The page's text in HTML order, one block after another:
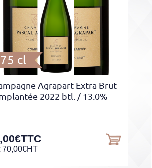
75 cl
Agrapart Extra Brut
2022 btl.
/ 13.0%
€TTC
70,00€HT